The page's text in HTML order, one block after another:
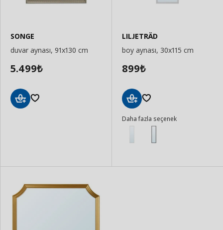
SONGE
duvar aynası, 91x130 cm
5.499₺
LILJETRÄD
boy aynası, 30x115 cm
899₺
Ekle
Daha fazla seçenek